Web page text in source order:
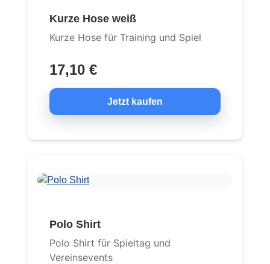
Kurze Hose weiß
Kurze Hose für Training und Spiel
17,10 €
Jetzt kaufen
Polo Shirt
Polo Shirt für Spieltag und
Vereinsevents